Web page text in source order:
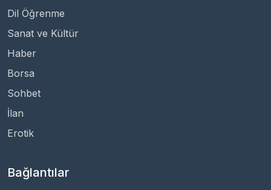
Dil Öğrenme
Sanat ve Kültür
Haber
Borsa
Sohbet
İlan
Erotik
Bağlantılar